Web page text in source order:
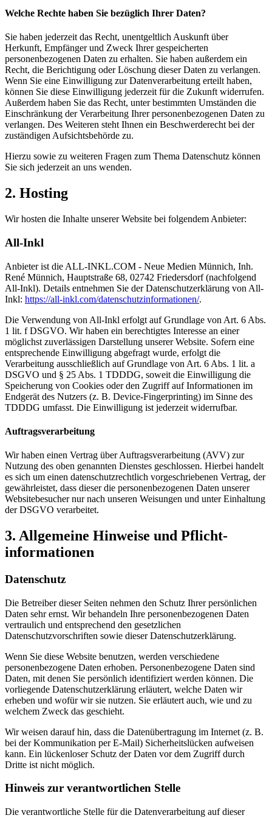
Welche Rechte haben Sie bezüglich Ihrer Daten?
Sie haben jederzeit das Recht, unentgeltlich Auskunft über
Herkunft, Empfänger und Zweck Ihrer gespeicherten
personenbezogenen Daten zu erhalten. Sie haben außerdem ein
Recht, die Berichtigung oder Löschung dieser Daten zu verlangen.
Wenn Sie eine Einwilligung zur Datenverarbeitung erteilt haben,
können Sie diese Einwilligung jederzeit für die Zukunft widerrufen.
Außerdem haben Sie das Recht, unter bestimmten Umständen die
Einschränkung der Verarbeitung Ihrer personenbezogenen Daten zu
verlangen. Des Weiteren steht Ihnen ein Beschwerderecht bei der
zuständigen Aufsichtsbehörde zu.
Hierzu sowie zu weiteren Fragen zum Thema Datenschutz können
Sie sich jederzeit an uns wenden.
2. Hosting
Wir hosten die Inhalte unserer Website bei folgendem Anbieter:
All-Inkl
Anbieter ist die ALL-INKL.COM - Neue Medien Münnich, Inh.
René Münnich, Hauptstraße 68, 02742 Friedersdorf (nachfolgend
All-Inkl). Details entnehmen Sie der Datenschutzerklärung von All-
Inkl: https://all-inkl.com/datenschutzinformationen/.
Die Verwendung von All-Inkl erfolgt auf Grundlage von Art. 6 Abs.
1 lit. f DSGVO. Wir haben ein berechtigtes Interesse an einer
möglichst zuverlässigen Darstellung unserer Website. Sofern eine
entsprechende Einwilligung abgefragt wurde, erfolgt die
Verarbeitung ausschließlich auf Grundlage von Art. 6 Abs. 1 lit. a
DSGVO und § 25 Abs. 1 TDDDG, soweit die Einwilligung die
Speicherung von Cookies oder den Zugriff auf Informationen im
Endgerät des Nutzers (z. B. Device-Fingerprinting) im Sinne des
TDDDG umfasst. Die Einwilligung ist jederzeit widerrufbar.
Auftragsverarbeitung
Wir haben einen Vertrag über Auftragsverarbeitung (AVV) zur
Nutzung des oben genannten Dienstes geschlossen. Hierbei handelt
es sich um einen datenschutzrechtlich vorgeschriebenen Vertrag, der
gewährleistet, dass dieser die personenbezogenen Daten unserer
Websitebesucher nur nach unseren Weisungen und unter Einhaltung
der DSGVO verarbeitet.
3. Allgemeine Hinweise und Pflicht­
informationen
Datenschutz
Die Betreiber dieser Seiten nehmen den Schutz Ihrer persönlichen
Daten sehr ernst. Wir behandeln Ihre personenbezogenen Daten
vertraulich und entsprechend den gesetzlichen
Datenschutzvorschriften sowie dieser Datenschutzerklärung.
Wenn Sie diese Website benutzen, werden verschiedene
personenbezogene Daten erhoben. Personenbezogene Daten sind
Daten, mit denen Sie persönlich identifiziert werden können. Die
vorliegende Datenschutzerklärung erläutert, welche Daten wir
erheben und wofür wir sie nutzen. Sie erläutert auch, wie und zu
welchem Zweck das geschieht.
Wir weisen darauf hin, dass die Datenübertragung im Internet (z. B.
bei der Kommunikation per E-Mail) Sicherheitslücken aufweisen
kann. Ein lückenloser Schutz der Daten vor dem Zugriff durch
Dritte ist nicht möglich.
Hinweis zur verantwortlichen Stelle
Die verantwortliche Stelle für die Datenverarbeitung auf dieser